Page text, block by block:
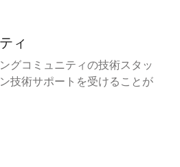
ィ
グコミュニティの技術スタッ
技術サポートを受けることが